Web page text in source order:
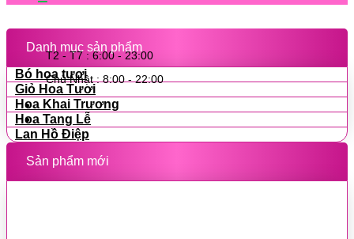
T2 - T7 : 6:00 - 23:00
Chủ Nhật : 8:00 - 22:00
Danh mục sản phẩm
Bó hoa tươi
Giỏ Hoa Tươi
Hoa Khai Trương
Hoa Tang Lễ
Lan Hồ Điệp
Sản phẩm mới